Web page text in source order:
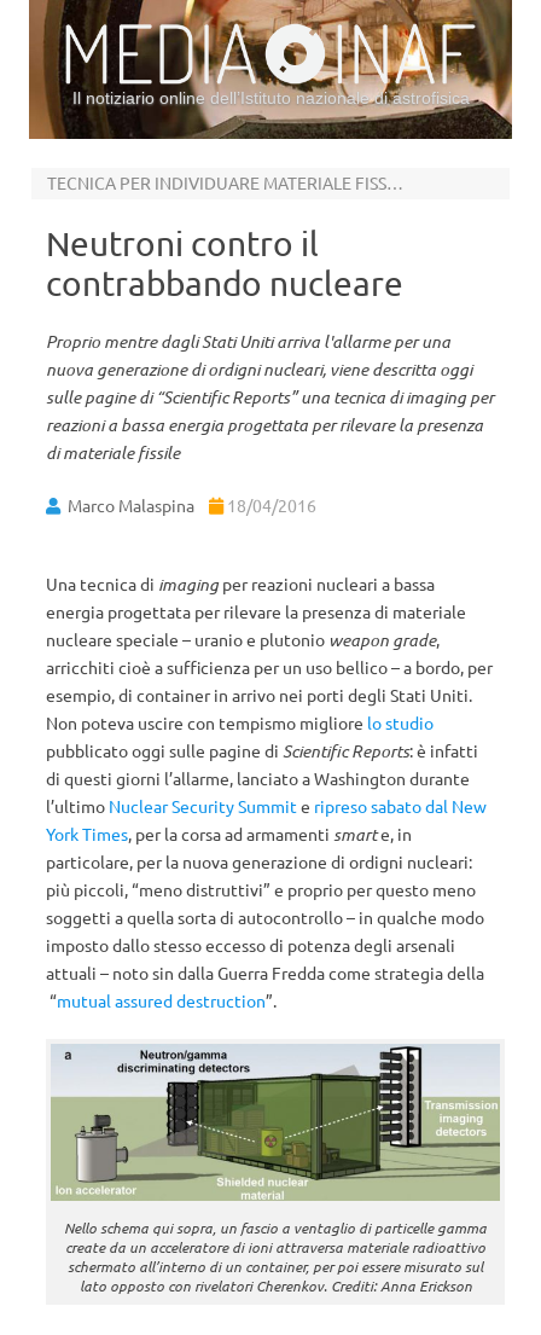
Il notiziario online dell’Istituto nazionale di astrofisica
TECNICA PER INDIVIDUARE MATERIALE FISSILE
Neutroni contro il
contrabbando nucleare
Proprio mentre dagli Stati Uniti arriva l'allarme per una
nuova generazione di ordigni nucleari, viene descritta oggi
sulle pagine di “Scientific Reports” una tecnica di imaging per
reazioni a bassa energia progettata per rilevare la presenza
di materiale fissile
Marco Malaspina 18/04/2016
Una tecnica di imagingper reazioni nucleari a bassa
energia progettata per rilevare la presenza di materiale
nucleare speciale – uranio e plutonio weapon grade,
arricchiti cioè a sufficienza per un uso bellico – a bordo, per
esempio, di container in arrivo nei porti degli Stati Uniti.
Non poteva uscire con tempismo migliore lo studio
pubblicato oggi sulle pagine di Scientific Reports: è infatti
di questi giorni l’allarme, lanciato a Washington durante
l’ultimo Nuclear Security Summit e ripreso sabato dal New
York Times, per la corsa ad armamenti smarte, in
particolare, per la nuova generazione di ordigni nucleari:
più piccoli, “meno distruttivi” e proprio per questo meno
soggetti a quella sorta di autocontrollo – in qualche modo
imposto dallo stesso eccesso di potenza degli arsenali
attuali – noto sin dalla Guerra Fredda come strategia della
“mutual assured destruction”.
Nello schema qui sopra, un fascio a ventaglio di particelle gamma
create da un acceleratore di ioni attraversa materiale radioattivo
schermato all’interno di un container, per poi essere misurato sul
lato opposto con rivelatori Cherenkov. Crediti: Anna Erickson